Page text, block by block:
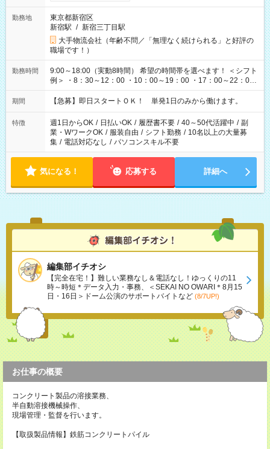
勤務地
東京都新宿区
新宿駅 / 新宿三丁目駅
大手物流会社（年齢不問／「無理なく続けられる」と好評の
職場です！）
勤務時間
9:00～18:00（実動8時間） 希望の時間帯を選べます！ ＜シフト
例＞ ・8：30～12：00 ・10：00～19：00 ・17：00～22：00
・13：00～22：00 ・22：00～翌6：00 など
期間 【急募】即日スタートＯＫ！ 単発1日のみから働けます。
特徴 週1日からOK / 日払いOK / 履歴書不要 / 40～50代活躍中 / 副
業・WワークOK / 服装自由 / シフト勤務 / 10名以上の大量募
集 / 電話対応なし / パソコンスキル不要
気になる！ 応募する 詳細へ
編集部イチオシ
【完全在宅！】難しい業務なし＆電話なし！ゆっくりの11
時～時短＊データ入力・事務、＜SEKAI NO OWARI＊8月15
日・16日＞ドーム公演のサポートバイトなど (8/7UP!)
お仕事の概要
コンクリート製品の溶接業務、
半自動溶接機械操作、
現場管理・監督を行います。
【取扱製品情報】鉄筋コンクリートパイル